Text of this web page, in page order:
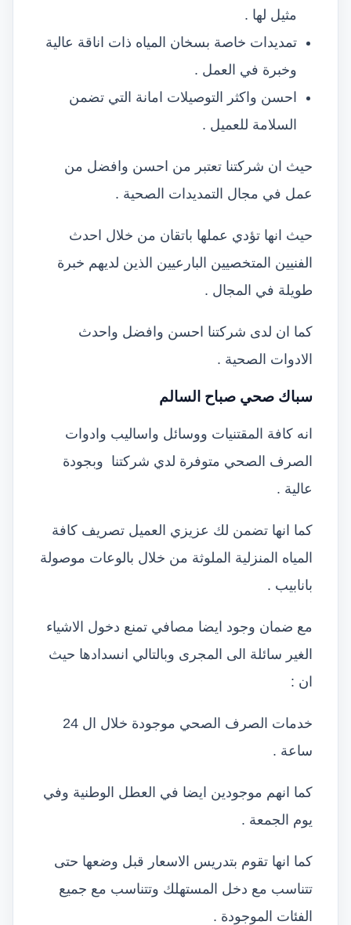
مثيل لها .
تمديدات خاصة بسخان المياه ذات اناقة عالية
وخبرة في العمل .
احسن واكثر التوصيلات امانة التي تضمن
السلامة للعميل .
حيث ان شركتنا تعتبر من احسن وافضل من
عمل في مجال التمديدات الصحية .
حيث انها تؤدي عملها باتقان من خلال احدث
الفنيين المتخصيين البارعيين الذين لديهم خبرة
طويلة في المجال .
كما ان لدى شركتنا احسن وافضل واحدث
الادوات الصحية .
سباك صحي صباح السالم
انه كافة المقتنيات ووسائل واساليب وادوات
الصرف الصحي متوفرة لدي شركتنا وبجودة
عالية .
كما انها تضمن لك عزيزي العميل تصريف كافة
المياه المنزلية الملوثة من خلال بالوعات موصولة
بانابيب .
مع ضمان وجود ايضا مصافي تمنع دخول الاشياء
الغير سائلة الى المجرى وبالتالي انسدادها حيث
ان :
خدمات الصرف الصحي موجودة خلال ال 24
ساعة .
كما انهم موجودين ايضا في العطل الوطنية وفي
يوم الجمعة .
كما انها تقوم بتدريس الاسعار قبل وضعها حتى
تتناسب مع دخل المستهلك وتتناسب مع جميع
الفئات الموجودة .